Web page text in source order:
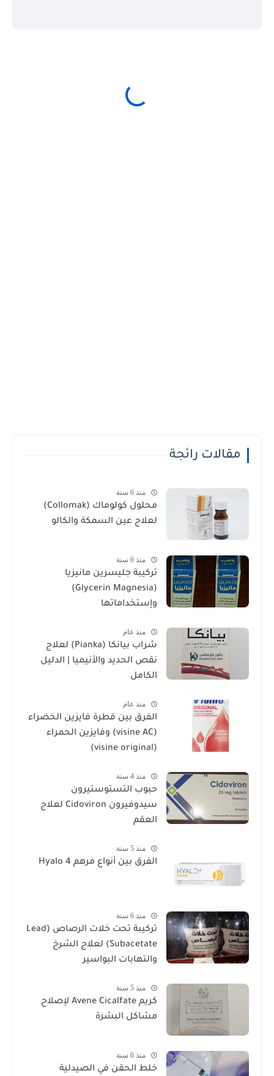
مقالات رائجة
منذ 6 سنة
محلول كولوماك (Collomak)
لعلاج عين السمكة والكالو
منذ 6 سنة
تركيبة جليسرين مانيزيا
(Glycerin Magnesia)
وإستخداماتها
منذ عام
شراب بيانكا (Pianka) لعلاج
نقص الحديد والأنيميا | الدليل
الكامل
منذ عام
الفرق بين قطرة فايزين الخضراء
(visine AC) وفايزين الحمراء
(visine original)
منذ 4 سنة
حبوب التستوستيرون
سيدوفيرون Cidoviron لعلاج
العقم
منذ 5 سنة
الفرق بين أنواع مرهم Hyalo 4
منذ 6 سنة
تركيبة تحت خلات الرصاص (Lead
Subacetate) لعلاج الشرخ
والتهابات البواسير
منذ 5 سنة
كريم Avene Cicalfate لإصلاح
مشاكل البشرة
منذ 6 سنة
خلط الحقن في الصيدلية